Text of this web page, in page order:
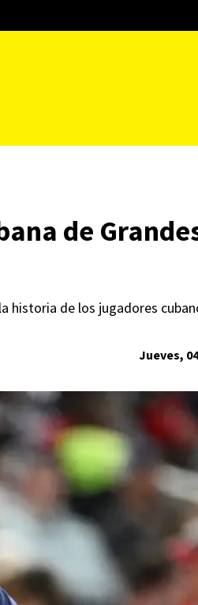
de
historia de los jugadores
Jueves,